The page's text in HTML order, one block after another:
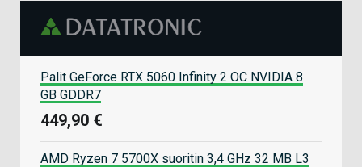
Palit GeForce RTX 5060 Infinity 2 OC NVIDIA 8
GB GDDR7
449,90 €
AMD Ryzen 7 5700X suoritin 3,4 GHz 32 MB L3